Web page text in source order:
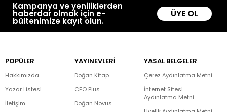
Kampanya ve yeniliklerden
haberdar olmak için e-
bültenimize kayıt olun.
ÜYE OL
POPÜLER
Hakkımızda
Yazar Listesi
İletişim
YAYINEVLERİ
Doğan Kitap
CEO Plus
Doğan Novus
YASAL BELGELER
Çerez Aydınlatma Metni
İnternet Sitesi
Aydınlatma Metni